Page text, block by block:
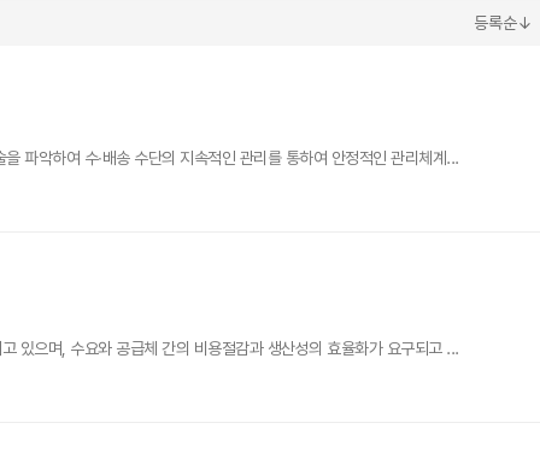
등록순↓
파악하여 수∙배송 수단의 지속적인 관리를 통하여 안정적인 관리체계...
있으며, 수요와 공급체 간의 비용절감과 생산성의 효율화가 요구되고 ...